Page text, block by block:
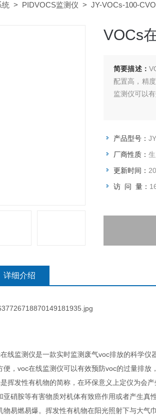
统 > PIDVOCS监测仪 > JY-VOCs-100-
VOCs
简要描述：
配置高，精
监测仪可以
产品型号：
厂商性质：
更新时间：
访 问 量：
详细介绍
线监测仪是一款实时监测废气voc排放的科学
便，voc在线监测仪可以有效预防voc的过量排放
挥发性有机物的简称，在环保意义上定仪为会
亚硝胺等有害物质对机体有致癌作用或者产生真
物易燃易爆。挥发性有机物在阳光照射下与大气